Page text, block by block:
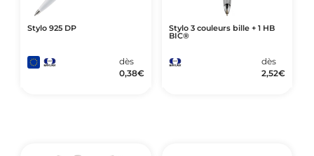
Stylo 925 DP
dès
0,38€
Stylo 3 couleurs bille + 1 HB
BIC®
dès
2,52€